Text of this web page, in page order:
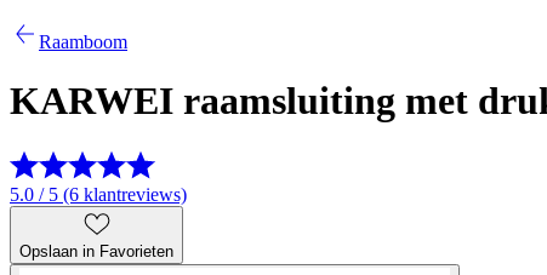
Raamboom
KARWEI raamsluiting met
5.0 / 5 (6 klantreviews)
Opslaan in Favorieten